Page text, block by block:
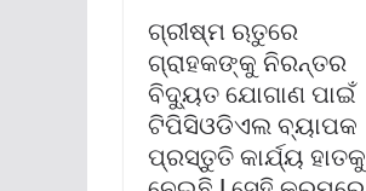
ଗ୍ରୀଷ୍ମ ଋତୁରେ
ଗ୍ରାହକଙ୍କୁ ନିରନ୍ତର
ବିଦ୍ୟୁତ ଯୋଗାଣ ପାଇଁ
ଟିପିସିଓଡିଏଲ ବ୍ୟାପକ
ପ୍ରସ୍ତୁତି କାର୍ଯ୍ୟ ହାତକୁ